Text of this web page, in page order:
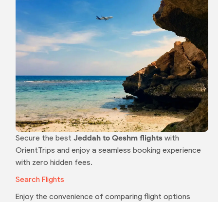
Secure the best Jeddah to Qeshm flightswith
OrientTrips and enjoy a seamless booking experience
with zero hidden fees.
Search Flights
Enjoy the convenience of comparing flight options